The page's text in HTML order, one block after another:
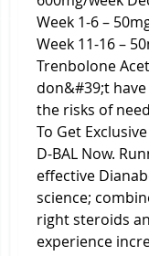
Week 1-6 –
Week 11-16 –
Trenbolone
don&#39;t
the risks of
To Get
D-BAL Now.
effective
science;
right steroids
experience